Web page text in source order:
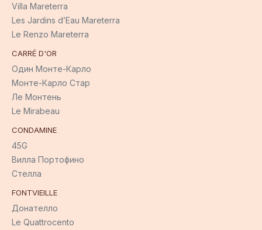
Villa Mareterra
Les Jardins d’Eau Mareterra
Le Renzo Mareterra
CARRÉ D'OR
Один Монте-Карло
Монте-Карло Стар
Ле Монтень
Le Mirabeau
CONDAMINE
45G
Вилла Портофино
Стелла
FONTVIEILLE
Донателло
Le Quattrocento